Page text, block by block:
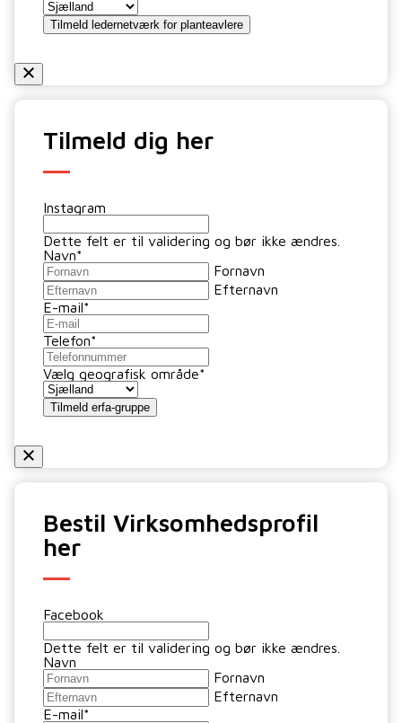
Tilmeld ledernetværk for planteavlere
Tilmeld dig her
Instagram
Dette felt er til validering og bør ikke ændres.
Navn*
Fornavn
Efternavn
E-mail*
Telefon*
Vælg geografisk område*
Tilmeld erfa-gruppe
Bestil Virksomhedsprofil
her
Facebook
Dette felt er til validering og bør ikke ændres.
Navn
Fornavn
Efternavn
E-mail*